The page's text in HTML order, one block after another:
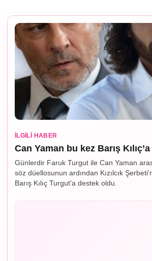
İLGILI HABER
Can Yaman bu kez Barış
Günlerdir Faruk Turgut ile Can Yaman
söz düellosunun ardından Kızılcık
Barış Kılıç Turgut'a destek oldu.